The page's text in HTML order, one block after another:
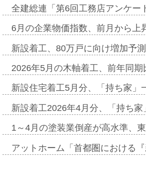
全建総連「第6回工務店アンケ
6月の企業物価指数、前月から
新設着工、80万戸に向け増加予
2026年5月の木軸着工、前年同
新設住宅着工5月分、「持ち家
新設着工2026年4月分、「持ち
1～4月の塗装業倒産が高水準、
アットホーム「首都圏における